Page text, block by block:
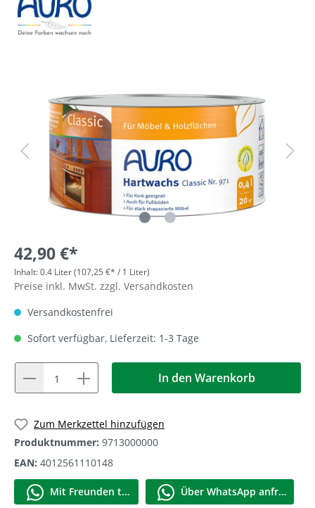
42,90 €*
Inhalt:0.4 Liter(107,25 €* / 1 Liter)
Preise inkl. MwSt. zzgl. Versandkosten
Versandkostenfrei
Sofort verfügbar, Lieferzeit: 1-3 Tage
1 In den Warenkorb
Zum Merkzettel hinzufügen
Produktnummer: 9713000000
EAN: 4012561110148
Mit Frеunden teilen Über WhatѕApp anfragеn